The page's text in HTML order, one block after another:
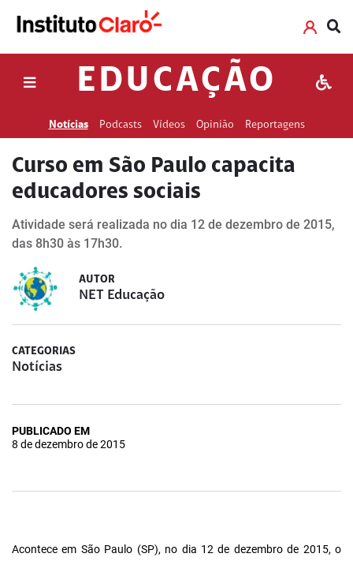
EDUCAÇÃO
Notícias Podcasts Vídeos Opinião Reportagens
Curso em São Paulo capacita
educadores sociais
Atividade será realizada no dia 12 de dezembro de 2015,
das 8h30 às 17h30.
AUTOR
NET Educação
CATEGORIAS
Notícias
PUBLICADO EM
8 de dezembro de 2015
Acontece em São Paulo (SP), no dia 12 de dezembro de 2015, o